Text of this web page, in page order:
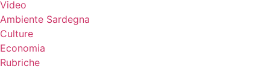
Video
Ambiente Sardegna
Culture
Economia
Rubriche